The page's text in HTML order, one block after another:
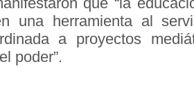
una herramienta al
a proyectos
poder”.